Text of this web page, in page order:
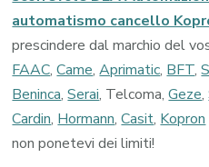
automatismo cancello
prescindere dal marchio del
FAAC,Came,Aprimatic, BFT,
Beninca,Serai, Telcoma,Geze,
Cardin, Hormann,Casit, Kopron
non ponetevi dei limiti!